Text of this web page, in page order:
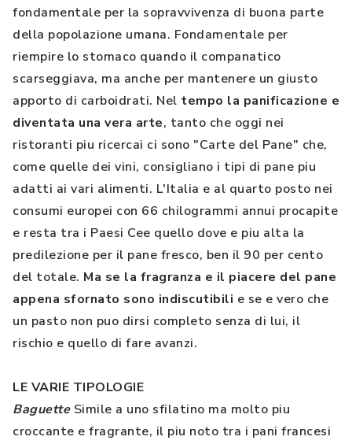
fondamentale per la sopravvivenza di buona parte
della popolazione umana. Fondamentale per
riempire lo stomaco quando il companatico
scarseggiava, ma anche per mantenere un giusto
apporto di carboidrati. Nel tempo la panificazione e
diventata una vera arte, tanto che oggi nei
ristoranti piu ricercai ci sono "Carte del Pane" che,
come quelle dei vini, consigliano i tipi di pane piu
adatti ai vari alimenti. L'Italia e al quarto posto nei
consumi europei con 66 chilogrammi annui procapite
e resta tra i Paesi Cee quello dove e piu alta la
predilezione per il pane fresco, ben il 90 per cento
del totale. Ma se la fragranza e il piacere del pane
appena sfornato sono indiscutibili e se e vero che
un pasto non puo dirsi completo senza di lui, il
rischio e quello di fare avanzi.
LE VARIE TIPOLOGIE
Baguette Simile a uno sfilatino ma molto piu
croccante e fragrante, il piu noto tra i pani francesi